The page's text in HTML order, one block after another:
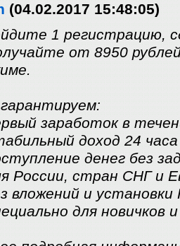
(04.02.2017 15:48:05)
1 регистрацию,
от 8950
заработок в
доход 24
денег без
России, стран СНГ и
вложений и
для новичков